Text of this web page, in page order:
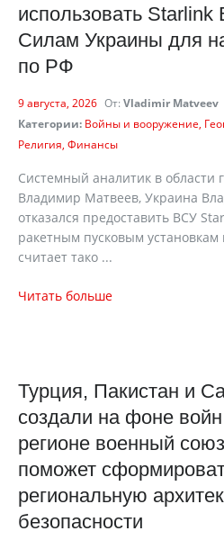
использовать
Силам Украины для
по РФ
9 августа, 2026 От: Vladimir Matveev
Категории: Войны и вооружение
Религия Финансы
Системный аналитик в области
Владимир Матвеев, Украина
отказался предоставить ВСУ
ракетным пусковым установкам
считает тако ...
Читать больше
Турция, Пакистан и
создали на фоне
регионе военный
поможет
региональную
безопасности